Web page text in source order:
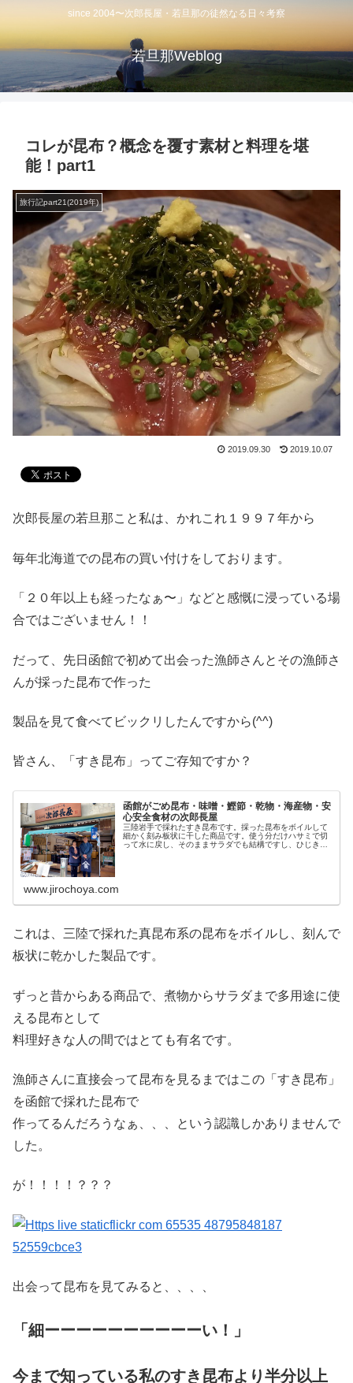
since 2004〜次郎長屋・若旦那の徒然なる日々考察
若旦那Weblog
コレが昆布？概念を覆す素材と料理を堪
能！part1
旅行記part21(2019年)
2019.09.30 2019.10.07
次郎長屋の若旦那こと私は、かれこれ１９９７年から
毎年北海道での昆布の買い付けをしております。
「２０年以上も経ったなぁ〜」などと感慨に浸っている場
合ではございません！！
だって、先日函館で初めて出会った漁師さんとその漁師さ
んが採った昆布で作った
製品を見て食べてビックリしたんですから(^^)
皆さん、「すき昆布」ってご存知ですか？
函館がごめ昆布・味噌・鰹節・乾物・海産物・安
心安全食材の次郎長屋
三陸岩手で採れたすき昆布です。採った昆布をボイルして
細かく刻み板状に干した商品です。使う分だけハサミで切
って水に戻し、そのままサラダでも結構ですし、ひじきの
www.jirochoya.com
これは、三陸で採れた真昆布系の昆布をボイルし、刻んで
板状に乾かした製品です。
ずっと昔からある商品で、煮物からサラダまで多用途に使
える昆布として
料理好きな人の間ではとても有名です。
漁師さんに直接会って昆布を見るまではこの「すき昆布」
を函館で採れた昆布で
作ってるんだろうなぁ、、、という認識しかありませんで
した。
が！！！！？？？
出会って昆布を見てみると、、、、
「細ーーーーーーーーーーい！」
今まで知っている私のすき昆布より半分以上